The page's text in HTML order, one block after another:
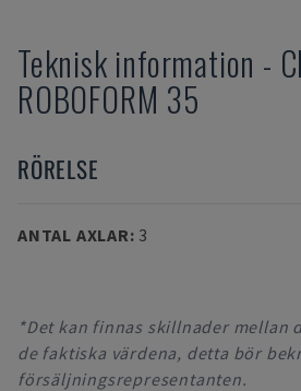
Teknisk information -
ROBOFORM 35
RÖRELSE
ANTAL AXLAR: 3
*Det kan finnas skillnader mellan
de faktiska värdena, detta bör
försäljningsrepresentanten.